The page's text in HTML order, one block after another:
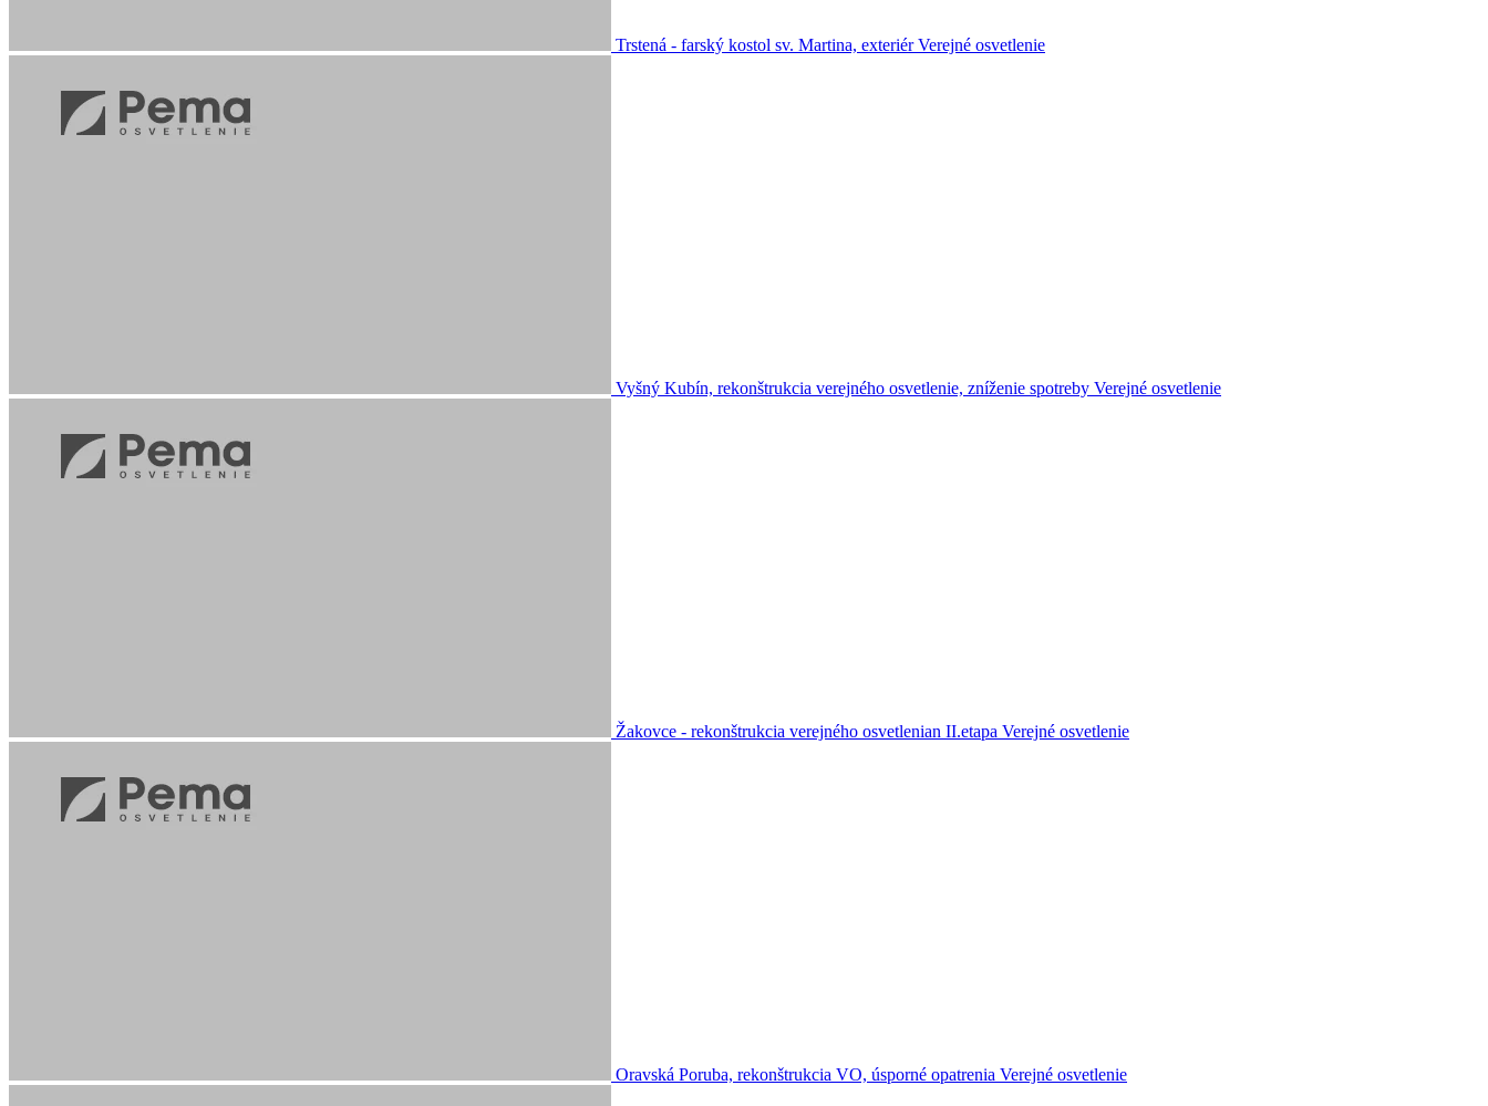
Trstená - farský kostol sv. Martina, exteriér Verejné osvetlenie
Vyšný Kubín, rekonštrukcia verejného osvetlenie, zníženie spotreby Verejné osvetlenie
Žakovce - rekonštrukcia verejného osvetlenian II.etapa Verejné osvetlenie
Oravská Poruba, rekonštrukcia VO, úsporné opatrenia Verejné osvetlenie